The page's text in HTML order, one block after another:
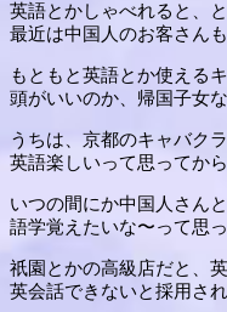
英語とかしゃべれると、
最近は中国人のお客さん
もともと英語とか使える
頭がいいのか、帰国子女
うちは、京都のキャバク
英語楽しいって思ってか
いつの間にか中国人さん
語学覚えたいな〜って思
祇園とかの高級店だと、
英会話できないと採用さ